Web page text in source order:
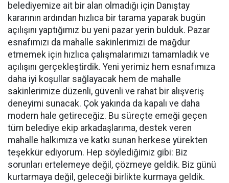
belediyemize ait bir alan olmadığı için Danıştay
kararının ardından hızlıca bir tarama yaparak bugün
açılışını yaptığımız bu yeni pazar yerin bulduk. Pazar
esnafımızı da mahalle sakinlerimizi de mağdur
etmemek için hızlıca çalışmalarımızı tamamladık ve
açılışını gerçekleştirdik. Yeni yerimiz hem esnafımıza
daha iyi koşullar sağlayacak hem de mahalle
sakinlerimize düzenli, güvenli ve rahat bir alışveriş
deneyimi sunacak. Çok yakında da kapalı ve daha
modern hale getireceğiz. Bu süreçte emeği geçen
tüm belediye ekip arkadaşlarıma, destek veren
mahalle halkımıza ve katkı sunan herkese yürekten
teşekkür ediyorum. Hep söylediğimiz gibi: Biz
sorunları ertelemeye değil, çözmeye geldik. Biz günü
kurtarmaya değil, geleceği birlikte kurmaya geldik.